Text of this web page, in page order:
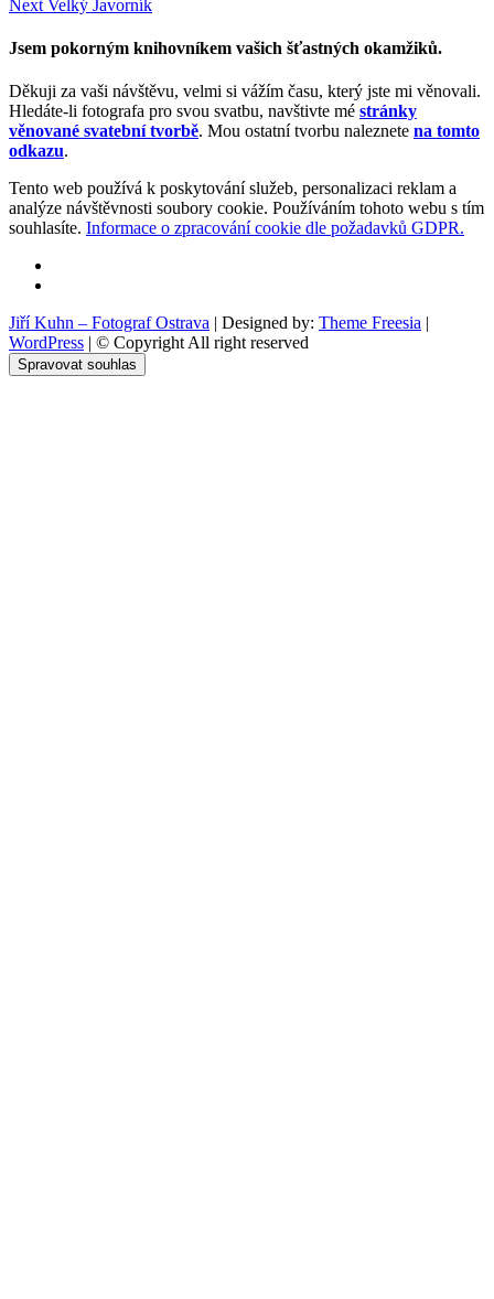
pro
příspěvek
Next Velký Javorník
Jsem pokorným knihovníkem vašich šťastných okamžiků.
Děkuji za vaši návštěvu, velmi si vážím času, který jste mi věnovali.
Hledáte-li fotografa pro svou svatbu, navštivte mé stránky
věnované svatební tvorbě. Mou ostatní tvorbu naleznete na tomto
odkazu.
Tento web používá k poskytování služeb, personalizaci reklam a
analýze návštěvnosti soubory cookie. Používáním tohoto webu s tím
souhlasíte. Informace o zpracování cookie dle požadavků GDPR.
Jiří Kuhn – Fotograf Ostrava | Designed by: Theme Freesia |
WordPress | © Copyright All right reserved
Spravovat souhlas